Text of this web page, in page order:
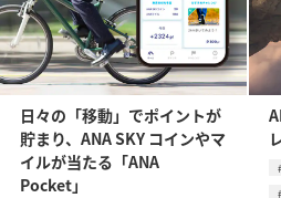
日々の「移動」でポイントが
貯まり、ANA SKY コインやマ
イルが当たる「ANA
Pocket」